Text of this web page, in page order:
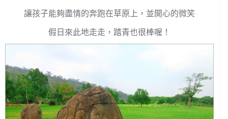
讓孩子能夠盡情的奔跑在草原上，並開心的微笑
假日來此地走走，踏青也很棒喔！